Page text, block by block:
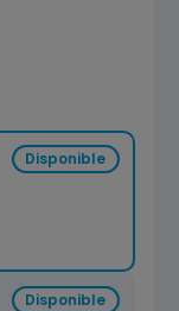
Disponible
Disponible